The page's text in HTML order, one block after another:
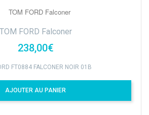
TOM FORD Falconer
238,00€
FT0884 FALCONER NOIR 01B
AJOUTER AU PANIER